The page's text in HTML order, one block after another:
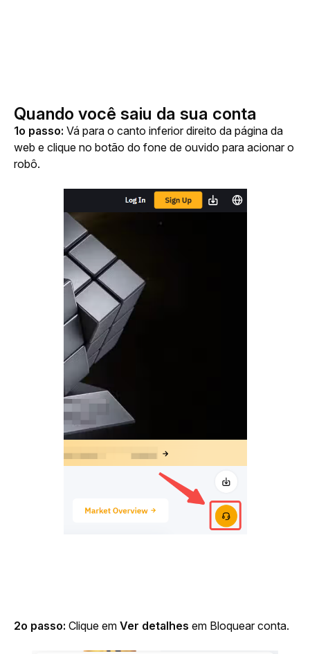
Quando você saiu da sua conta
1o passo: Vá para o canto inferior direito da página da
web e clique no botão do fone de ouvido para acionar o
robô.
2o passo: Clique em Ver detalhes em Bloquear conta.